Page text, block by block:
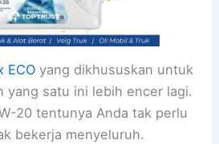
ECO yang dikhususkan untuk
yang satu ini lebih encer lagi.
20 tentunya Anda tak perlu
bekerja menyeluruh.